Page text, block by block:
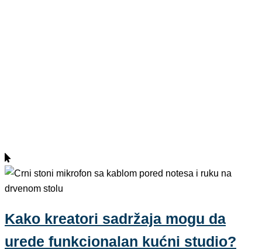
Kako kreatori sadržaja mogu da
urede funkcionalan kućni studio?